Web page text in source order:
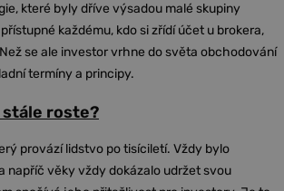
které byly dříve výsadou malé skupiny
každému, kdo si zřídí účet u brokera,
se ale investor vrhne do světa obchodování
termíny a principy.
stále roste?
provází lidstvo po tisíciletí. Vždy bylo
napříč věky vždy dokázalo udržet svou